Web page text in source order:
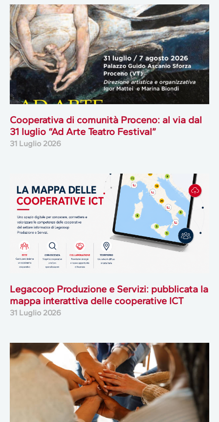
Cooperativa di comunità Proceno: al via dal
31 luglio “Ad Arte Teatro Festival”
31 Luglio 2026
Legacoop Produzione e Servizi: pubblicata la
mappa interattiva delle cooperative ICT
31 Luglio 2026